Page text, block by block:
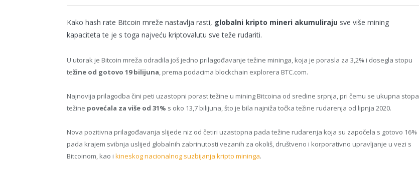
Kako hash rate Bitcoin mreže nastavlja rasti, globalni kripto mineri akumuliraju sve više mining
kapaciteta te je s toga najveću kriptovalutu sve teže rudariti.
U utorak je Bitcoin mreža odradila još jedno prilagođavanje težine mininga, koja je porasla za 3,2% i dosegla stopu
težine od gotovo 19 bilijuna, prema podacima blockchain explorera BTC.com.
Najnovija prilagodba čini peti uzastopni porast težine u mining Bitcoina od sredine srpnja, pri čemu se ukupna stopa
težine povećala za više od 31% s oko 13,7 bilijuna, što je bila najniža točka težine rudarenja od lipnja 2020.
Nova pozitivna prilagođavanja slijede niz od četiri uzastopna pada težine rudarenja koja su započela s gotovo 16%
pada krajem svibnja uslijed globalnih zabrinutosti vezanih za okoliš, društveno i korporativno upravljanje u vezi s
Bitcoinom, kao i kineskog nacionalnog suzbijanja kripto mininga.